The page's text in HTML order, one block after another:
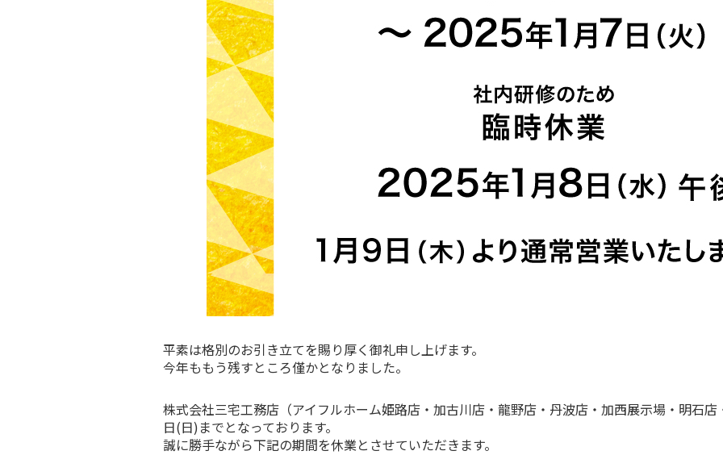
平素は格別のお引き立てを賜り厚く御礼申し上げます。
今年ももう残すところ僅かとなりました。
株式会社三宅工務店（アイフルホーム姫路店・加古川店・龍野店・丹波店・加西展示場・明石
日(日)までとなっております。
誠に勝手ながら下記の期間を休業とさせていただきます。